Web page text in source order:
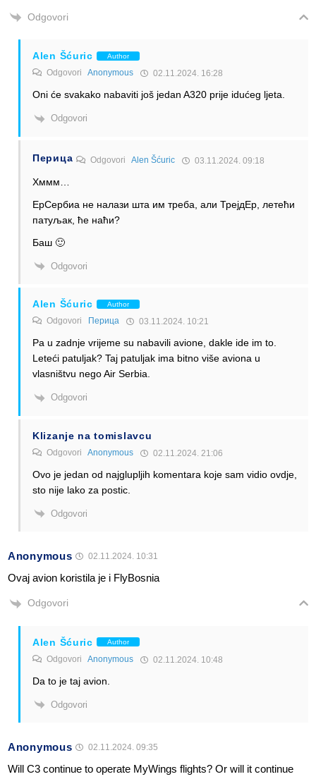
Odgovori
Alen Šćuric Author
Odgovori Anonymous 02.11.2024. 16:28
Oni će svakako nabaviti još jedan A320 prije idućeg ljeta.
Odgovori
Перица OdgovoriAlen Šćuric 03.11.2024. 09:18
Хммм…
ЕрСербиа не налази шта им треба, али ТрејдЕр, летећи
патуљак, ће наћи?
Баш 🙂
Odgovori
Alen Šćuric Author
Odgovori Перица 03.11.2024. 10:21
Pa u zadnje vrijeme su nabavili avione, dakle ide im to.
Leteći patuljak? Taj patuljak ima bitno više aviona u
vlasništvu nego Air Serbia.
Odgovori
Klizanje na tomislavcu
Odgovori Anonymous 02.11.2024. 21:06
Ovo je jedan od najglupljih komentara koje sam vidio ovdje,
sto nije lako za postic.
Odgovori
Anonymous 02.11.2024. 10:31
Ovaj avion koristila je i FlyBosnia
Odgovori
Alen Šćuric Author
Odgovori Anonymous 02.11.2024. 10:48
Da to je taj avion.
Odgovori
Anonymous 02.11.2024. 09:35
Will C3 continue to operate MyWings flights? Or will it continue